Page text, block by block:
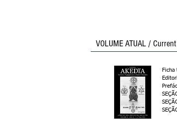
VOLUME ATUAL /
Ficha